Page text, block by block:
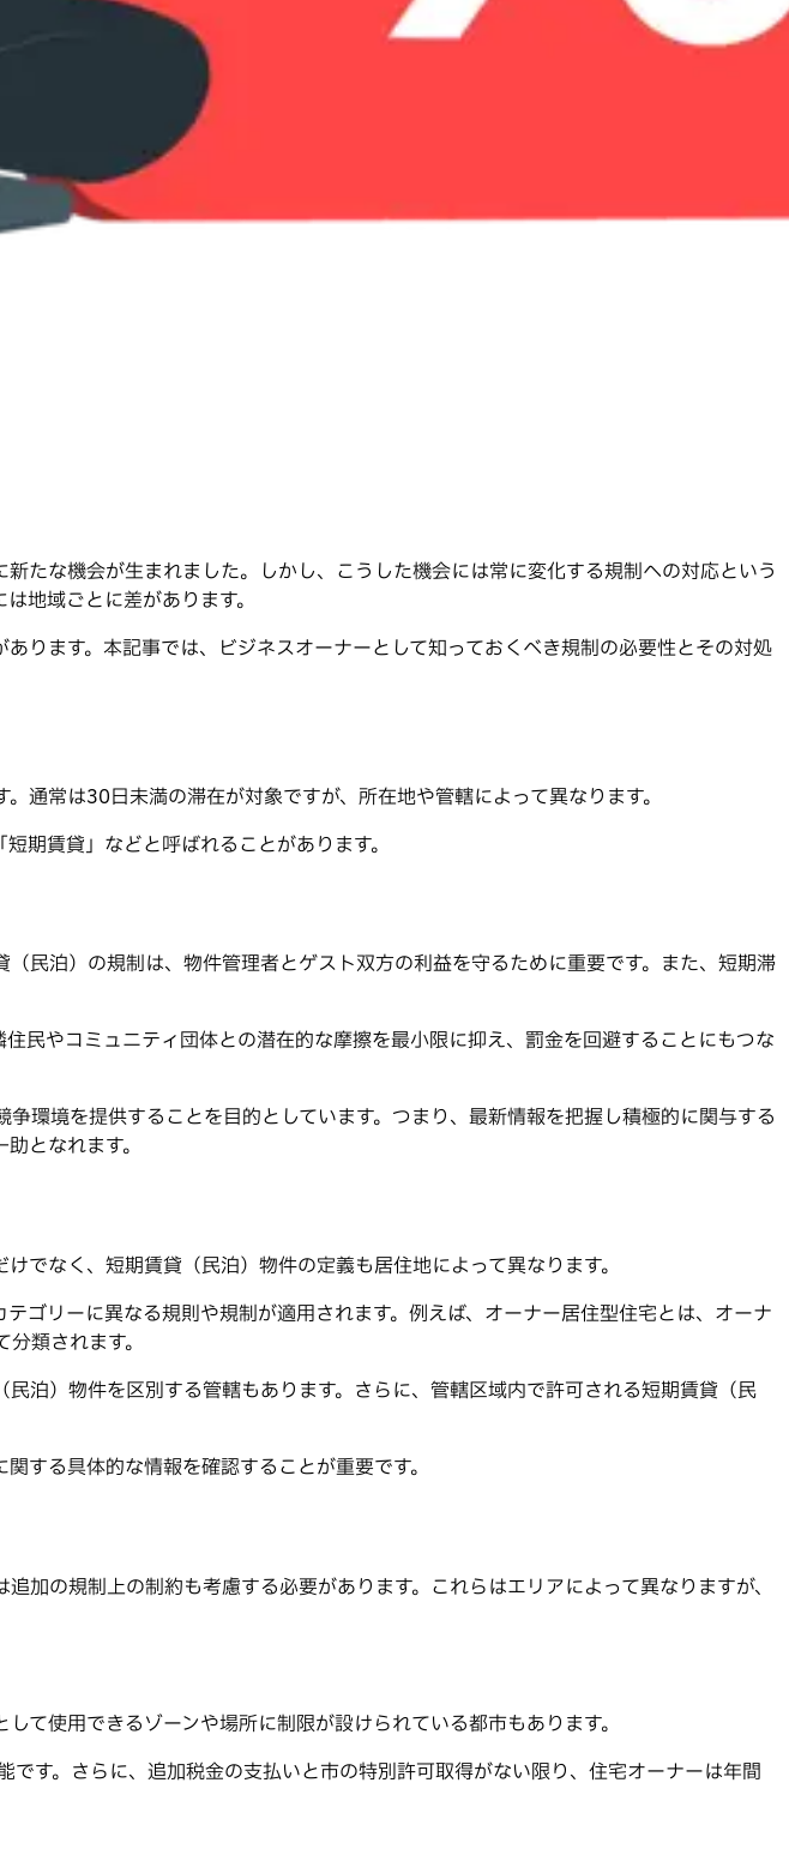
たな機会が生まれました。しかし、こうした機会には常に変化する規制への対応という
地域ごとに差があります。
ります。本記事では、ビジネスオーナーとして知っておくべき規制の必要性とその対処
通常は30日未満の滞在が対象ですが、所在地や管轄によって異なります。
期賃貸」などと呼ばれることがあります。
民泊）の規制は、物件管理者とゲスト双方の利益を守るために重要です。また、短期滞
民やコミュニティ団体との潜在的な摩擦を最小限に抑え、罰金を回避することにもつな
環境を提供することを目的としています。つまり、最新情報を把握し積極的に関与する
となれます。
でなく、短期賃貸（民泊）物件の定義も居住地によって異なります。
ゴリーに異なる規則や規制が適用されます。例えば、オーナー居住型住宅とは、オーナ
類されます。
泊）物件を区別する管轄もあります。さらに、管轄区域内で許可される短期賃貸（民
する具体的な情報を確認することが重要です。
の規制上の制約も考慮する必要があります。これらはエリアによって異なりますが、
て使用できるゾーンや場所に制限が設けられている都市もあります。
す。さらに、追加税金の支払いと市の特別許可取得がない限り、住宅オーナーは年間